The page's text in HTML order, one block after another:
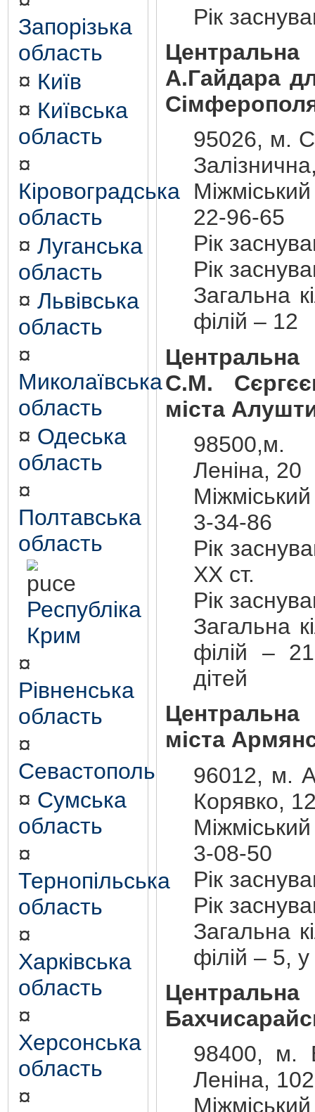
Запорізька
область
¤ Київ
¤ Київська
область
¤
Кіровоградська
область
¤ Луганська
область
¤ Львівська
область
¤
Миколаївська
область
¤ Одеська
область
¤
Полтавська
область
Республіка
Крим
¤
Рівненська
область
¤
Севастополь
¤ Сумська
область
¤
Тернопільська
область
¤
Харківська
область
¤
Херсонська
область
¤
Рік
Центральна
А.Гайдара
95026, м.
22-96-65
Рік
Рік
Загальна
філій – 12
Центральна
С.М.
міста
Леніна, 20
3-34-86
Рік
ХХ ст.
Рік
Загальна
філій –
дітей
міста
96012, м.
Корявко,
3-08-50
Рік
Рік
Загальна
філій – 5,
98400, м.
Леніна, 102